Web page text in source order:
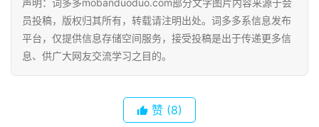
好
句
经
声明：词多多mobanduoduo.com部分文字图片内容来源于会
员投稿，版权归其所有，转载请注明出处。词多多系信息发布
平台，仅提供信息存储空间服务，接受投稿是出于传递更多信
息、供广大网友交流学习之目的。
赞 (8)